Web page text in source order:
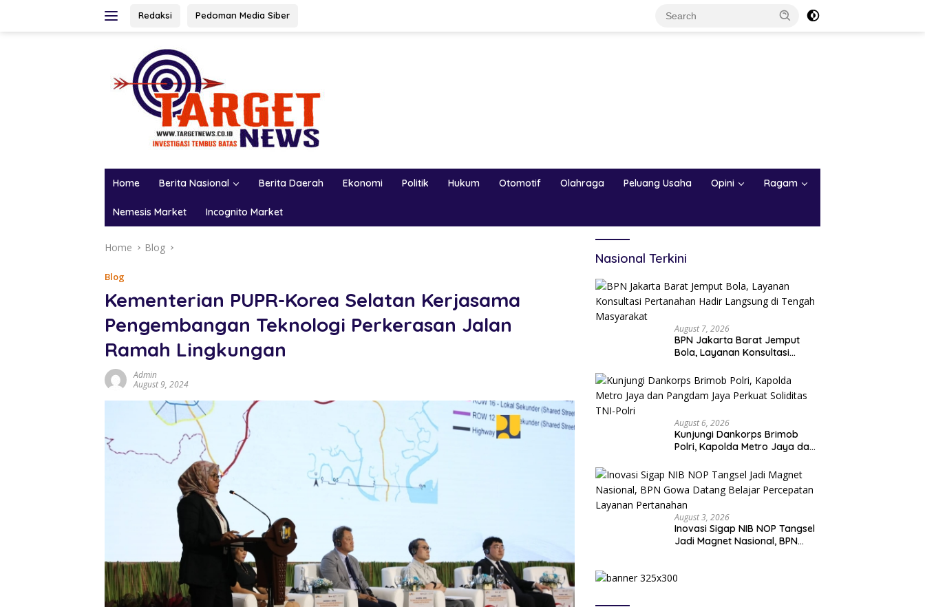
Redaksi Pedoman Media Siber
Home Berita Nasional Berita Daerah Ekonomi Politik Hukum Otomotif Olahraga Peluang Usaha Opini Ragam
Nemesis Market Incognito Market
Home Blog
Blog
Kementerian PUPR-Korea Selatan Kerjasama
Pengembangan Teknologi Perkerasan Jalan
Ramah Lingkungan
Admin
August 9, 2024
Nasional Terkini
August 7, 2026
BPN Jakarta Barat Jemput
Bola, Layanan Konsultasi
Tengah Masyarakat
August 6, 2026
Kunjungi Dankorps Brimob
Polri, Kapolda Metro Jaya dan
Soliditas TNI-Polri
August 3, 2026
Inovasi Sigap NIB NOP Tangsel
Jadi Magnet Nasional, BPN
Pertanahan